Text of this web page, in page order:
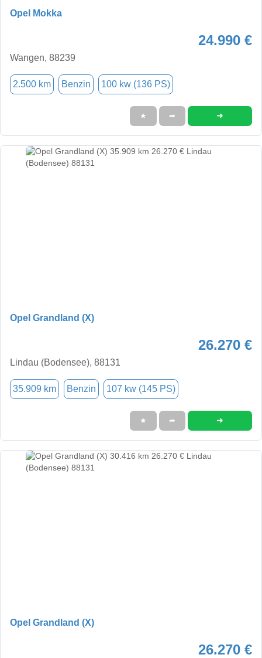
Opel Mokka
24.990 €
Wangen, 88239
2.500 km Benzin 100 kw (136 PS)
★ ➦ ➜
Opel Grandland (X)
26.270 €
Lindau (Bodensee), 88131
35.909 km Benzin 107 kw (145 PS)
★ ➦ ➜
Opel Grandland (X)
26.270 €